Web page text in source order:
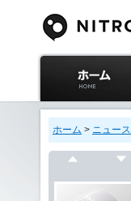
ニトロプラス公式
サイト ホーム
ホーム > ニュース